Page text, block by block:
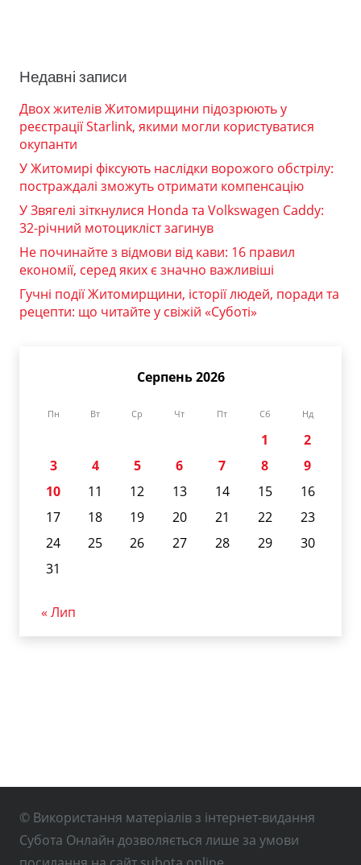
Недавні записи
Двох жителів Житомирщини підозрюють у
реєстрації Starlink, якими могли користуватися
окупанти
У Житомирі фіксують наслідки ворожого обстрілу:
постраждалі зможуть отримати компенсацію
У Звягелі зіткнулися Honda та Volkswagen Caddy:
32-річний мотоцикліст загинув
Не починайте з відмови від кави: 16 правил
економії, серед яких є значно важливіші
Гучні події Житомирщини, історії людей, поради та
рецепти: що читайте у свіжій «Суботі»
Серпень 2026
Пн Вт Ср Чт Пт Сб Нд
1
2
3
4 5 6 7 8
9
10
11 12 13 14 15
16
17
18 19 20 21 22
23
24
25 26 27 28 29
30
31
« Лип
© Використання матеріалів з інтернет-видання
Субота Онлайн дозволяється лише за умови